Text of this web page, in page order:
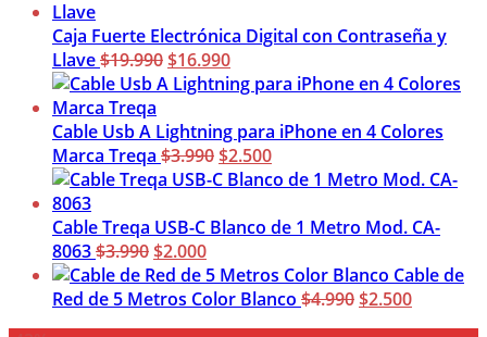
era:
$5.990.
es:
$3.500.
Caja Fuerte Electrónica Digital con Contraseña y
Llave$19.990El
precio
era:
$19.990.
$16.990El
precio
es:
$16.990.
Cable Usb A Lightning para iPhone en 4 Colores
Marca Treqa $3.990El
precio
era:
$2.500El
precio
es:
Cable Treqa USB-C Blanco de 1 Metro Mod. CA-
8063$3.990El
precio
original
$2.000El
precio
actual
Cable de
Red de 5 Metros Color Blanco $4.990El
$2.500El